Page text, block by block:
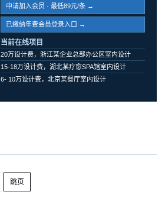
申请加入会员 · 最低89元/条 →
已缴纳年费会员登录入口 →
当前在线项目
20万设计费，浙江某企业总部办公区室内设计
15-18万设计费，湖北某疗愈SPA馆室内设计
6- 10万设计费，北京某餐厅室内设计
跳页